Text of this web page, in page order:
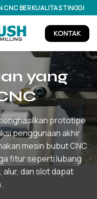
CNC BERKUALITAS TINGGI
KONTAK
yang
prototipe
penggunaan akhir
mesin bubut CNC
fitur seperti lubang
alur, dan slot dapat